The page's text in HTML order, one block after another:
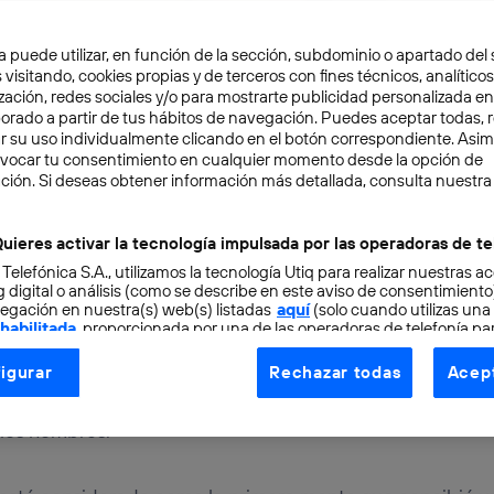
3 min
la madre de la
está considerada como la primera programadora
hombres.
puede utilizar, en función de la sección, subdominio o apartado del
visitando, cookies propias y de terceros con fines técnicos,
redes sociales y/o para mostrarte publicidad personalizada
a partir de tus hábitos de navegación. Puedes aceptar todas,
su uso individualmente clicando en el botón correspondiente.
tu consentimiento en cualquier momento desde la opción de
Si deseas obtener información más detallada, consulta nuestra
activar la tecnología impulsada por las operadoras de
S.A., utilizamos la tecnología Utiq para realizar nuestras
digital o análisis (como se describe en este aviso de
en nuestra(s) web(s) listadas aquí(solo cuando utilizas una
, proporcionada por una de las operadoras de telefonía
consentimiento en cada página web).
Utiq está diseñada con la privacidad como prioridad
Rechazar todas